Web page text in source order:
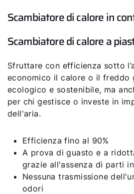
Scambiatore di calore in
Scambiatore di calore a
Sfruttare con efficienza sotto
economico il calore o il freddo
ecologico e sostenibile, ma
per chi gestisce o investe in
dell'aria.
Efficienza fino al 90%
A prova di guasto e a
grazie all'assenza di parti
Nessuna trasmissione
odori